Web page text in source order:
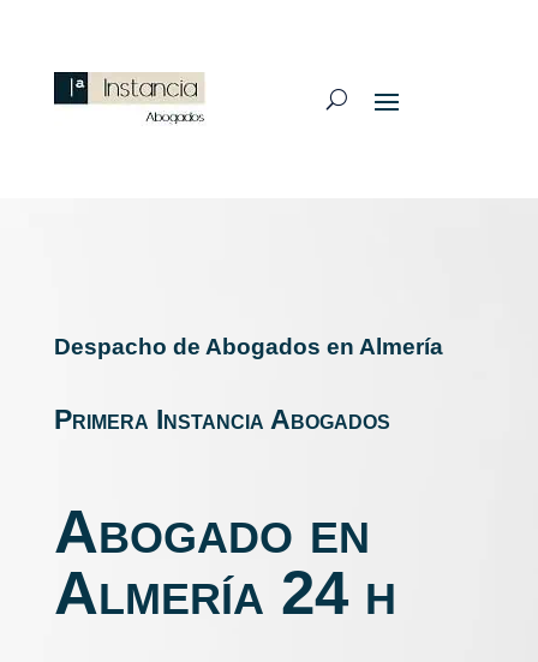
Despacho de Abogados en Almería
Primera Instancia Abogados
Abogado en
Almería 24 h